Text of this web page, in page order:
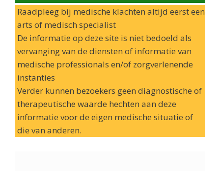
Raadpleeg bij medische klachten altijd eerst een
arts of medisch specialist
De informatie op deze site is niet bedoeld als
vervanging van de diensten of informatie van
medische professionals en/of zorgverlenende
instanties
Verder kunnen bezoekers geen diagnostische of
therapeutische waarde hechten aan deze
informatie voor de eigen medische situatie of
die van anderen.